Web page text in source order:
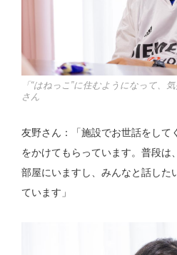
「“はねっこ”に住むようになって、
さん
友野さん：「施設でお世話をして
をかけてもらっています。普段は
部屋にいますし、みんなと話した
ています」